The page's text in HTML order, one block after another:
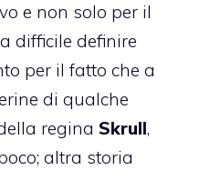
e non solo per il
difficile definire
per il fatto che a
di qualche
regina Skrull,
altra storia